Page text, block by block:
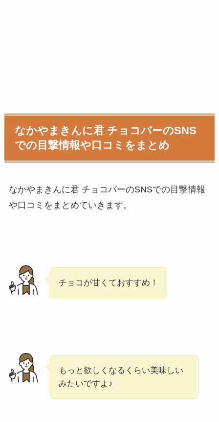
なかやまきんに君 チョコバーのSNS
での目撃情報や口コミをまとめ
なかやまきんに君 チョコバーのSNSでの目撃情報
や口コミをまとめていきます。
チョコが甘くておすすめ！
もっと欲しくなるくらい美味しい
みたいですよ♪